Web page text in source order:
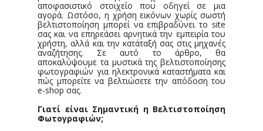
αποφασιστικό στοιχείο που οδηγεί σε μια
αγορά. Ωστόσο, η χρήση εικόνων χωρίς σωστή
βελτιστοποίηση μπορεί να επιβραδύνει το site
σας και να επηρεάσει αρνητικά την εμπειρία του
χρήστη, αλλά και την κατάταξή σας στις μηχανές
αναζήτησης. Σε αυτό το άρθρο, θα
αποκαλύψουμε τα μυστικά της βελτιστοποίησης
φωτογραφιών για ηλεκτρονικά καταστήματα και
πώς μπορείτε να βελτιώσετε την απόδοση του
e-shop σας.
Γιατί είναι Σημαντική η Βελτιστοποίηση
Φωτογραφιών;